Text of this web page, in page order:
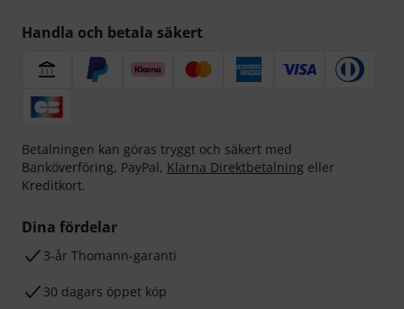
Handla och betala säkert
Betalningen kan göras tryggt och säkert med
Banköverföring, PayPal, Klarna Direktbetalning eller
Kreditkort.
Dina fördelar
3-år Thomann-garanti
30 dagars öppet köp